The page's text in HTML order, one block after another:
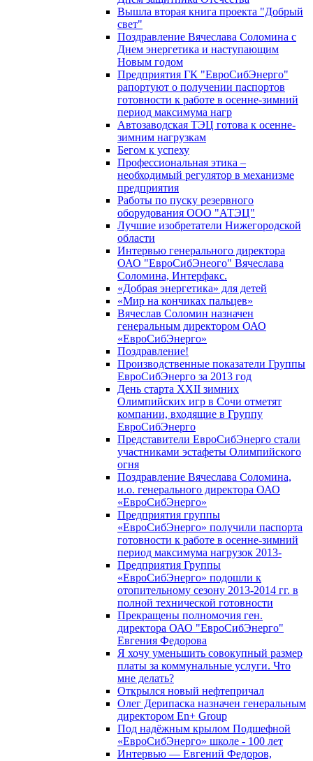
Вышла вторая книга проекта "Добрый
свет"
Поздравление Вячеслава Соломина с
Днем энергетика и наступающим
Новым годом
Предприятия ГК "ЕвроСибЭнерго"
рапортуют о получении паспортов
готовности к работе в осенне-зимний
период максимума нагр
Автозаводская ТЭЦ готова к осенне-
зимним нагрузкам
Бегом к успеху
Профессиональная этика –
необходимый регулятор в механизме
предприятия
Работы по пуску резервного
оборудования ООО "АТЭЦ"
Лучшие изобретатели Нижегородской
области
Интервью генерального директора
ОАО "ЕвроСибЭнеого" Вячеслава
Соломина, Интерфакс.
«Добрая энергетика» для детей
«Мир на кончиках пальцев»
Вячеслав Соломин назначен
генеральным директором ОАО
«ЕвроСибЭнерго»
Поздравление!
Производственные показатели Группы
ЕвроСибЭнерго за 2013 год
День старта XXII зимних
Олимпийских игр в Сочи отметят
компании, входящие в Группу
ЕвроСибЭнерго
Представители ЕвроСибЭнерго стали
участниками эстафеты Олимпийского
огня
Поздравление Вячеслава Соломина,
и.о. генерального директора ОАО
«ЕвроСибЭнерго»
Предприятия группы
«ЕвроСибЭнерго» получили паспорта
готовности к работе в осенне-зимний
период максимума нагрузок 2013-
Предприятия Группы
«ЕвроСибЭнерго» подошли к
отопительному сезону 2013-2014 гг. в
полной технической готовности
Прекращены полномочия ген.
директора ОАО "ЕвроСибЭнерго"
Евгения Федорова
Я хочу уменьшить совокупный размер
платы за коммунальные услуги. Что
мне делать?
Открылся новый нефтепричал
Олег Дерипаска назначен генеральным
директором En+ Group
Под надёжным крылом Подшефной
«ЕвроСибЭнерго» школе - 100 лет
Интервью — Евгений Федоров,